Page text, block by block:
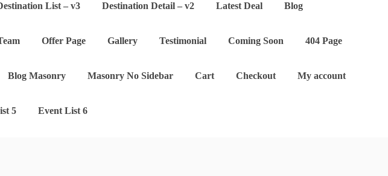
List – v3 Destination Detail – v2 Latest Deal Blog
Offer Page Gallery Testimonial Coming Soon 404 Page
Blog Masonry Masonry No Sidebar Cart Checkout My account
5 Event List 6